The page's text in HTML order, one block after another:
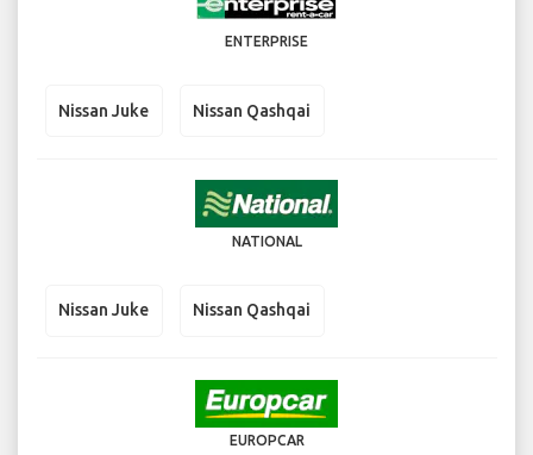
ENTERPRISE
Nissan Juke Nissan Qashqai
NATIONAL
Nissan Juke Nissan Qashqai
EUROPCAR